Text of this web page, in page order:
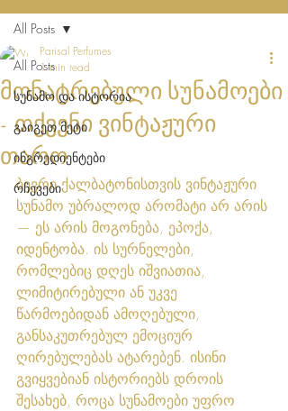
All Posts
სუნამო და ისტორია
გაიგეთ მეტი
ინგრედიენტები
რჩევები
All Posts
მონატრებული სუნამოები
- თქვენი ვინტაჟური
თარო
Parisal Perfumes
1 min read
ბევრი ქალბატონისთვის ვინტაჟური
სუნამო უბრალოდ არომატი არ არის
— ეს არის მოგონება, ეპოქა,
იდენტობა. ის სურნელები,
რომლებიც დღეს იშვიათია,
ლიმიტირებული ან უკვე
წარმოებიდან ამოღებული,
განსაკუთრებულ ემოციურ
ღირებულებას ატარებენ. ისინი
გვიყვებიან ისტორიებს დროის
შესახებ, როცა სუნამოები უფრო